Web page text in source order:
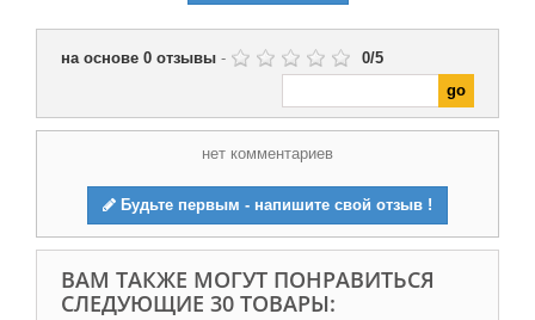
на основе 0 отзывы - 0/5
нет комментариев
Будьте первым - напишите свой отзыв !
ВАМ ТАКЖЕ МОГУТ ПОНРАВИТЬСЯ
СЛЕДУЮЩИЕ 30 ТОВАРЫ: